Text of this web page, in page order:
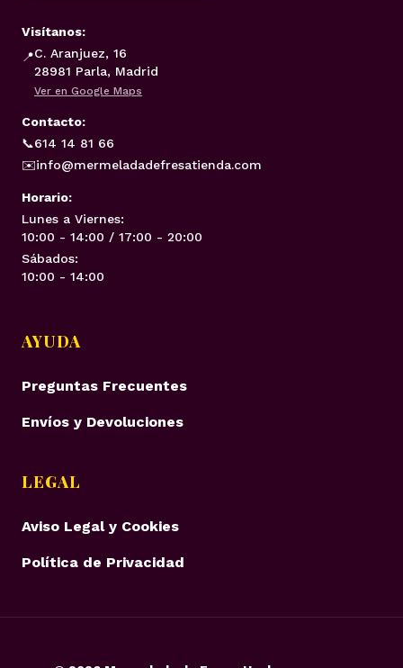
Visítanos:
📍C. Aranjuez, 16
28981 Parla, Madrid
Ver en Google Maps
Contacto:
📞614 14 81 66
✉️info@mermeladadefresatienda.com
Horario:
Lunes a Viernes:
10:00 - 14:00 / 17:00 - 20:00
Sábados:
10:00 - 14:00
AYUDA
Preguntas Frecuentes
Envíos y Devoluciones
LEGAL
Aviso Legal y Cookies
Política de Privacidad